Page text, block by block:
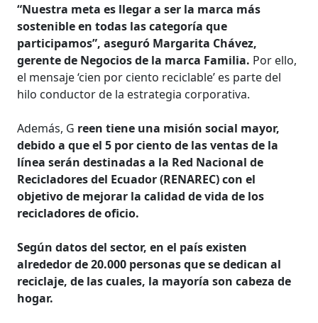
“Nuestra meta es llegar a ser la marca más
sostenible en todas las categoría que
participamos”, aseguró Margarita Chávez,
gerente de Negocios de la marca Familia. Por ello,
el mensaje ‘cien por ciento reciclable’ es parte del
hilo conductor de la estrategia corporativa.
Además, G reen tiene una misión social mayor,
debido a que el 5 por ciento de las ventas de la
línea serán destinadas a la Red Nacional de
Recicladores del Ecuador (RENAREC) con el
objetivo de mejorar la calidad de vida de los
recicladores de oficio.
Según datos del sector, en el país existen
alrededor de 20.000 personas que se dedican al
reciclaje, de las cuales, la mayoría son cabeza de
hogar.